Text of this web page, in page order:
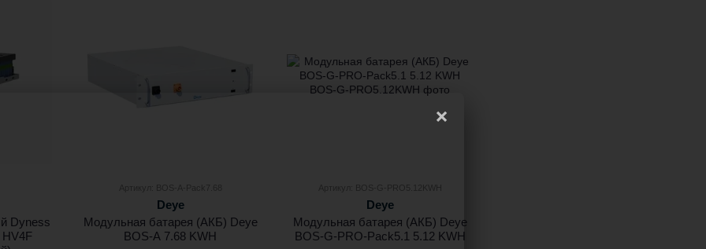
Dyness
Deye
Модульная батарея (АКБ) Deye
BOS-A 7.68 KWH
Deye
Модульная батарея (АКБ) Deye
BOS-G-PRO-Pack5.1 5.12 KWH
×